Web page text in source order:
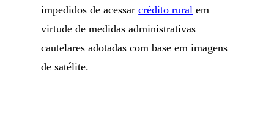
impedidos de acessarcrédito rural em
virtude de medidas administrativas
cautelares adotadas com base em imagens
de satélite.